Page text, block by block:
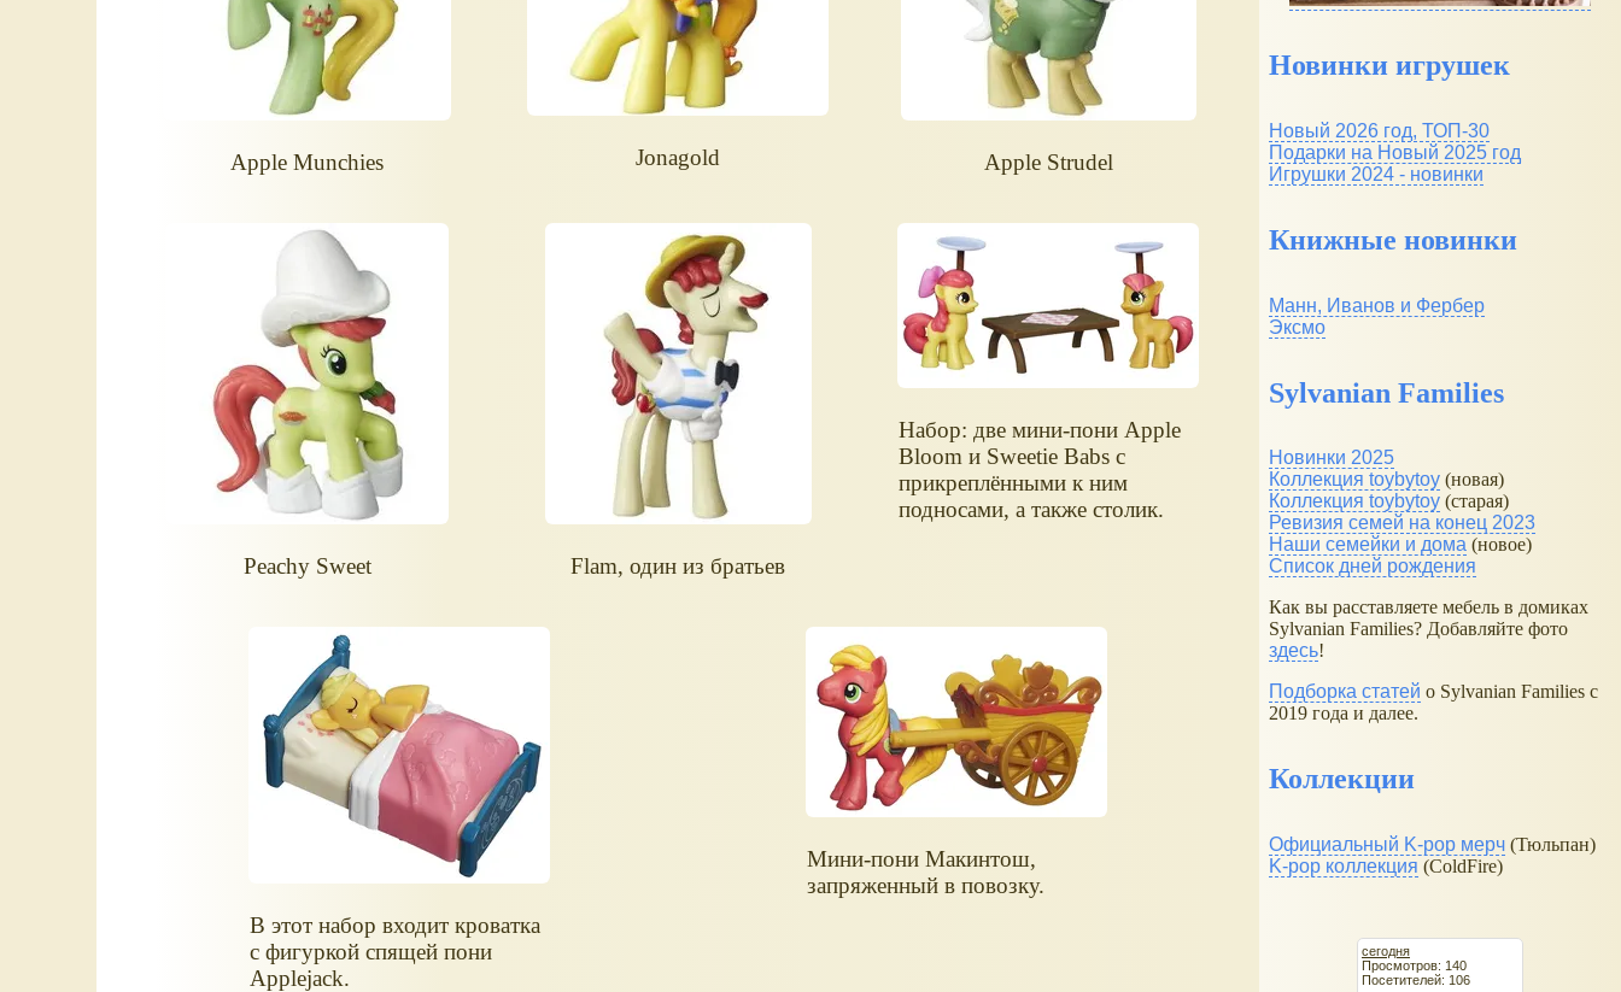
Apple Munchies Jonagold Apple Strudel
Peachy Sweet Flam, один из братьев
Набор: две мини-пони Apple
Bloom и Sweetie Babs с
прикреплёнными к ним
подносами, а также столик.
В этот набор входит кроватка
с фигуркой спящей пони
Applejack.
Мини-пони Макинтош,
запряженный в повозку.
Новинки игрушек
Новый 2026 год, ТОП-30
Подарки на Новый 2025 год
Игрушки 2024 - новинки
Книжные новинки
Манн, Иванов и Фербер
Эксмо
Sylvanian Families
Новинки 2025
Коллекция toybytoy (новая)
Коллекция toybytoy (старая)
Ревизия семей на конец 2023
Наши семейки и дома (новое)
Список дней рождения
Как вы расставляете мебель в домиках
Sylvanian Families? Добавляйте фото
здесь!
Подборка статей о Sylvanian Families с
2019 года и далее.
Коллекции
Официальный K-pop мерч (Тюльпан)
K-pop коллекция (ColdFire)
сегодня
Просмотров: 140
Посетителей: 106